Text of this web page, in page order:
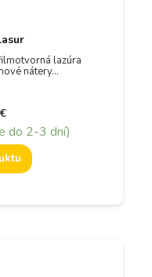
lazúra
nátery…
€
do 2-3 dní)